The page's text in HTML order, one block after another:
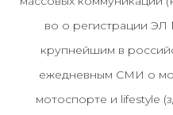
во о регистрации ЭЛ
крупнейшим в
ежедневным СМИ о
мотоспорте и lifestyle